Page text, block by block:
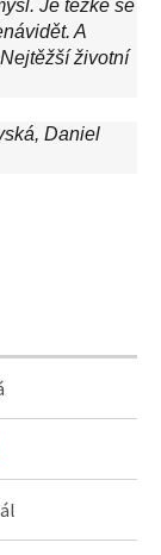
Je těžké se
A
životní
Daniel